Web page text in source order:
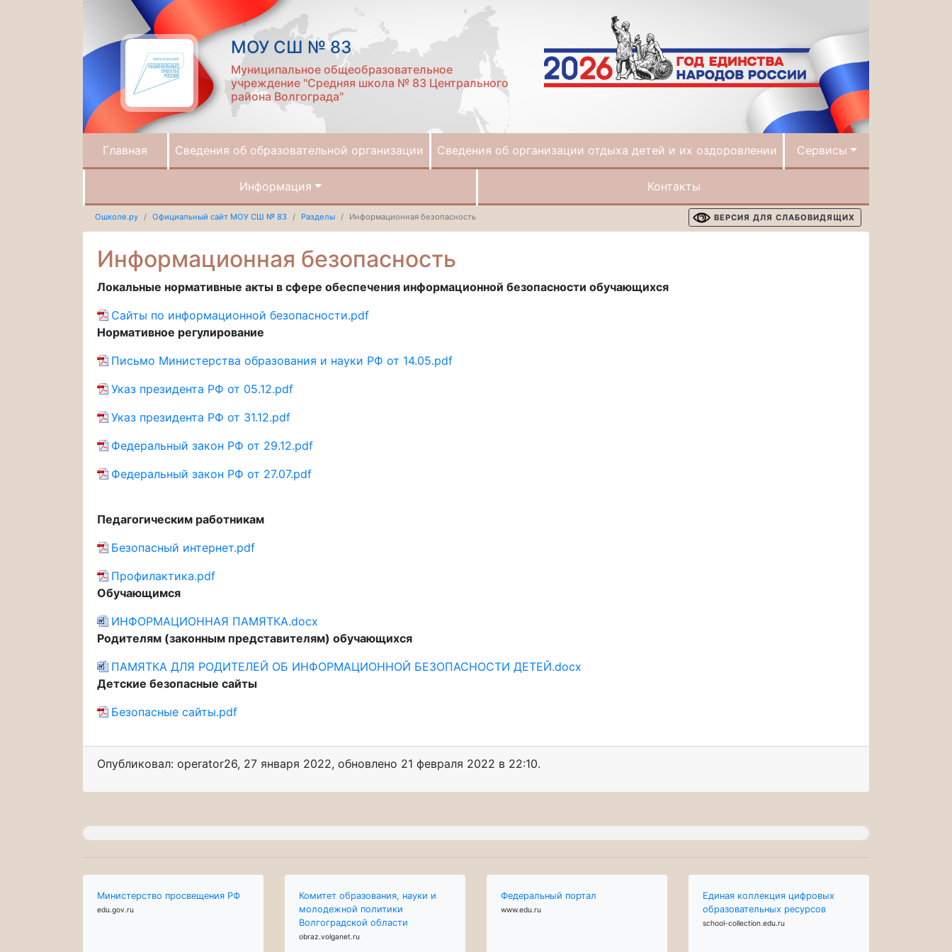
МОУ СШ № 83
Муниципальное общеобразовательное
учреждение "Средняя школа № 83 Центрального
района Волгограда"
Главная Сведения об образовательной организации Сведения об организации отдыха детей и их оздоровлении Сервисы
Информация Контакты
Ошколе.ру Официальный сайт МОУ СШ № 83 Разделы Информационная безопасность ВЕРСИЯ ДЛЯ СЛАБОВИДЯЩИХ
Информационная безопасность
Локальные нормативные акты в сфере обеспечения информационной безопасности обучающихся
Сайты по информационной безопасности.pdf
Нормативное регулирование
Письмо Министерства образования и науки РФ от 14.05.pdf
Указ президента РФ от 05.12.pdf
Указ президента РФ от 31.12.pdf
Федеральный закон РФ от 29.12.pdf
Федеральный закон РФ от 27.07.pdf
Педагогическим работникам
Безопасный интернет.pdf
Профилактика.pdf
Обучающимся
ИНФОРМАЦИОННАЯ ПАМЯТКА.docx
Родителям (законным представителям) обучающихся
ПАМЯТКА ДЛЯ РОДИТЕЛЕЙ ОБ ИНФОРМАЦИОННОЙ БЕЗОПАСНОСТИ ДЕТЕЙ.docx
Детские безопасные сайты
Безопасные сайты.pdf
Опубликовал: operator26, 27 января 2022, обновлено 21 февраля 2022 в 22:10.
Министерство просвещения РФ
edu.gov.ru
Комитет образования, науки и
молодежной политики
Волгоградской области
obraz.volganet.ru
Федеральный портал
www.edu.ru
Единая коллекция цифровых
образовательных ресурсов
school-collection.edu.ru